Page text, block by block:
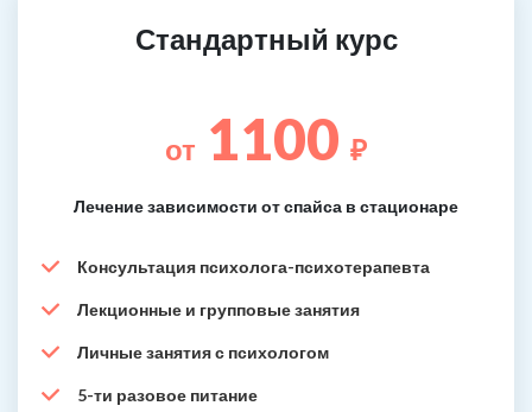
Стандартный курс
от 1100 ₽
Лечение зависимости от спайса в стационаре
Консультация психолога-психотерапевта
Лекционные и групповые занятия
Личные занятия с психологом
5-ти разовое питание